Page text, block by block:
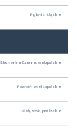
Rybnik, śląskie
Skomielna Czarna, małopolskie
Poznań, wielkopolskie
Białystok, podlaskie